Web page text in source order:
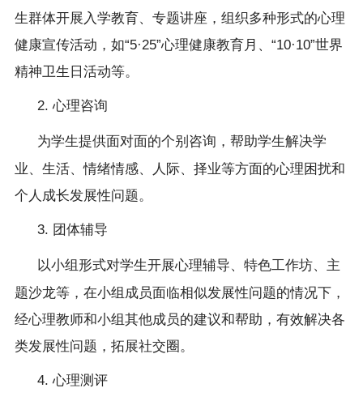
生群体开展入学教育、专题讲座，组织多种形式的心理
健康宣传活动，如“5·25”心理健康教育月、“10·10”世界
精神卫生日活动等。
2. 心理咨询
为学生提供面对面的个别咨询，帮助学生解决学
业、生活、情绪情感、人际、择业等方面的心理困扰和
个人成长发展性问题。
3. 团体辅导
以小组形式对学生开展心理辅导、特色工作坊、主
题沙龙等，在小组成员面临相似发展性问题的情况下，
经心理教师和小组其他成员的建议和帮助，有效解决各
类发展性问题，拓展社交圈。
4. 心理测评